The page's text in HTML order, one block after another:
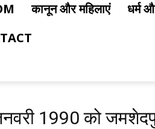
कानून और महिलाएं धर्म
1990 को